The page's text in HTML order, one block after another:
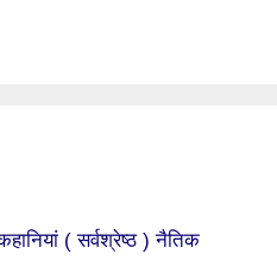
( सर्वश्रेष्ठ ) नैतिक